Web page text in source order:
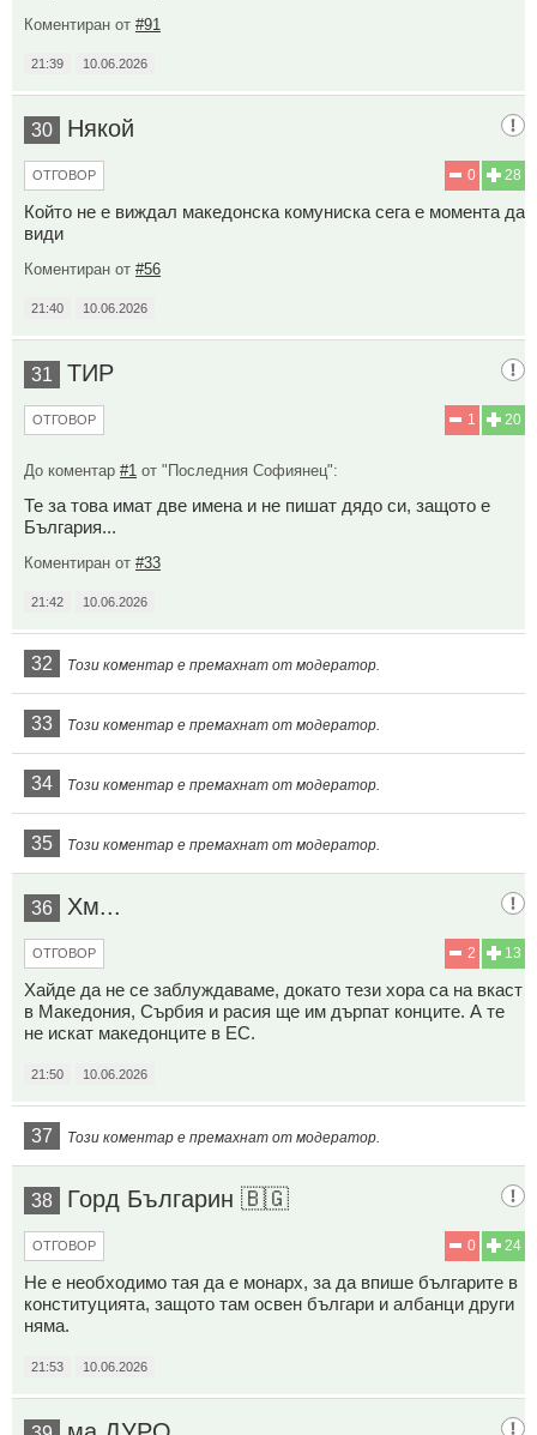
Коментиран от #91
21:39 10.06.2026
30 Някой
28
0
ОТГОВОР
Който не е виждал македонска комуниска сега е момента да
види
Коментиран от #56
21:40 10.06.2026
31 ТИР
20
1
ОТГОВОР
До коментар #1 от "Последния Софиянец":
Те за това имат две имена и не пишат дядо си, защото е
България...
Коментиран от #33
21:42 10.06.2026
32 Този коментар е премахнат от модератор.
33 Този коментар е премахнат от модератор.
34 Този коментар е премахнат от модератор.
35 Този коментар е премахнат от модератор.
36 Хм...
13
2
ОТГОВОР
Хайде да не се заблуждаваме, докато тези хора са на вкаст
в Македония, Сърбия и расия ще им дърпат конците. А те
не искат македонците в ЕС.
21:50 10.06.2026
37 Този коментар е премахнат от модератор.
38 Горд Българин 🇧🇬
24
0
ОТГОВОР
Не е необходимо тая да е монарх, за да впише българите в
конституцията, защото там освен българи и албанци други
няма.
21:53 10.06.2026